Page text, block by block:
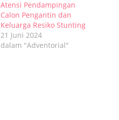
Atensi Pendampingan
Calon Pengantin dan
Keluarga Resiko Stunting
21 Juni 2024
dalam "Adventorial"